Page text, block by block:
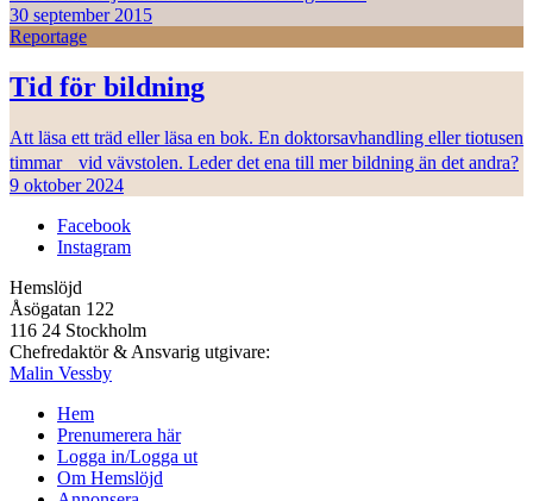
30 september 2015
Reportage
Tid för bildning
Att läsa ett träd eller läsa en bok. En doktorsavhandling eller tiotusen
timmar vid vävstolen. Leder det ena till mer bildning än det andra?
9 oktober 2024
Facebook
Instagram
Hemslöjd
Åsögatan 122
116 24 Stockholm
Chefredaktör & Ansvarig utgivare:
Malin Vessby
Hem
Prenumerera här
Logga in/Logga ut
Om Hemslöjd